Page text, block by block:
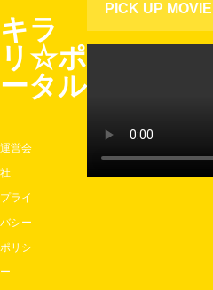
PICK UP MOVIE
キラ
リ☆ポ
ータル
運営会
社
プライ
バシー
ポリシ
ー